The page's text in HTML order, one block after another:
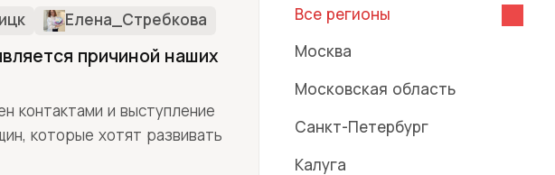
Все регионы
Москва
Московская область
Санкт-Петербург
Калуга
Елена_Стребкова
причиной наших
контактами и выступление
которые хотят развивать